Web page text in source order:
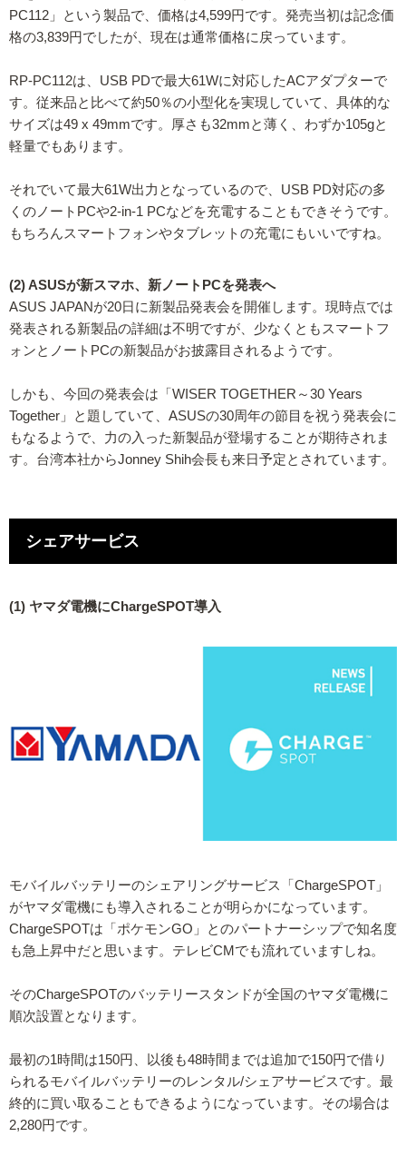
PC112」という製品で、価格は4,599円です。発売当初は記念価
格の3,839円でしたが、現在は通常価格に戻っています。
RP-PC112は、USB PDで最大61Wに対応したACアダプターで
す。従来品と比べて約50％の小型化を実現していて、具体的な
サイズは49 x 49mmです。厚さも32mmと薄く、わずか105gと
軽量でもあります。
それでいて最大61W出力となっているので、USB PD対応の多
くのノートPCや2-in-1 PCなどを充電することもできそうです。
もちろんスマートフォンやタブレットの充電にもいいですね。
(2) ASUSが新スマホ、新ノートPCを発表へ
ASUS JAPANが20日に新製品発表会を開催します。現時点では
発表される新製品の詳細は不明ですが、少なくともスマートフ
ォンとノートPCの新製品がお披露目されるようです。
しかも、今回の発表会は「WISER TOGETHER～30 Years
Together」と題していて、ASUSの30周年の節目を祝う発表会に
もなるようで、力の入った新製品が登場することが期待されま
す。台湾本社からJonney Shih会長も来日予定とされています。
シェアサービス
(1) ヤマダ電機にChargeSPOT導入
モバイルバッテリーのシェアリングサービス「ChargeSPOT」
がヤマダ電機にも導入されることが明らかになっています。
ChargeSPOTは「ポケモンGO」とのパートナーシップで知名度
も急上昇中だと思います。テレビCMでも流れていますしね。
そのChargeSPOTのバッテリースタンドが全国のヤマダ電機に
順次設置となります。
最初の1時間は150円、以後も48時間までは追加で150円で借り
られるモバイルバッテリーのレンタル/シェアサービスです。最
終的に買い取ることもできるようになっています。その場合は
2,280円です。